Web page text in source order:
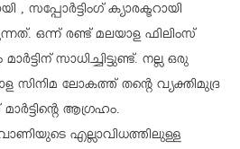
സപ്പോർട്ടിംഗ് ക്യാരക്ടറായി
ഒന്ന് രണ്ട് മലയാള ഫിലിംസ്
സാധിച്ചിട്ടുണ്ട്. നല്ല ഒരു
സിനിമ ലോകത്ത് തൻ്റെ വ്യക്തിമുദ്ര
ആഗ്രഹം.
വാണിയുടെ എല്ലാവിധത്തിലുള്ള